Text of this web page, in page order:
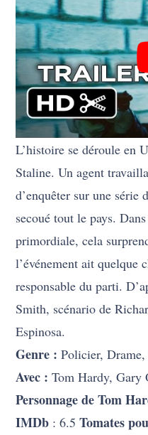
L’histoire se déroule en
Staline. Un agent
d’enquêter sur une série
secoué tout le pays.
primordiale, cela
l’événement ait quelque
responsable du parti.
Smith, scénario de
Espinosa.
Genre : Policier,
Avec : Tom Hardy, Gary
Personnage de Tom
IMDb : 6.5Tomates